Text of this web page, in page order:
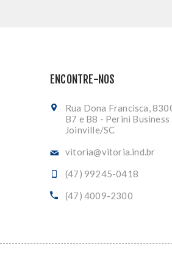
ENCONTRE-NOS
Rua Dona Francisca,
B7 e B8 - Perini Business
Joinville/SC
vitoria@vitoria.ind.br
(47) 99245-0418
(47) 4009-2300